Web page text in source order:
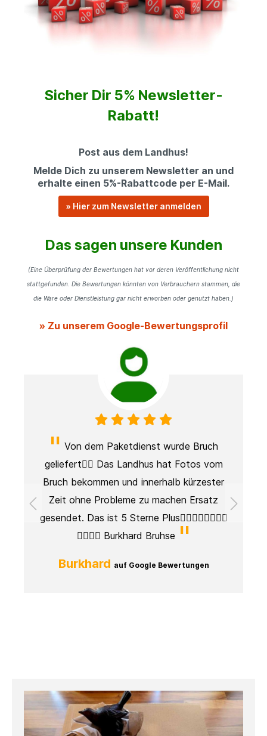
Sicher Dir 5% Newsletter-
Rabatt!
Post aus dem Landhus!
Melde Dich zu unserem Newsletter an und
erhalte einen 5%-Rabattcode per E-Mail.
» Hier zum Newsletter anmelden
Das sagen unsere Kunden
(Eine Überprüfung der Bewertungen hat vor deren Veröffentlichung nicht
stattgefunden. Die Bewertungen könnten von Verbrauchern stammen, die
die Ware oder Dienstleistung gar nicht erworben oder genutzt haben.)
» Zu unserem Google-Bewertungsprofil
Von dem Paketdienst wurde Bruch
geliefert👎🏻 Das Landhus hat Fotos vom
Bruch bekommen und innerhalb kürzester
Zeit ohne Probleme zu machen Ersatz
gesendet. Das ist 5 Sterne Plus👍🏼👍🏼👍🏼👍🏼
👍🏼👍🏼 Burkhard Bruhse
Burkhard auf Google Bewertungen